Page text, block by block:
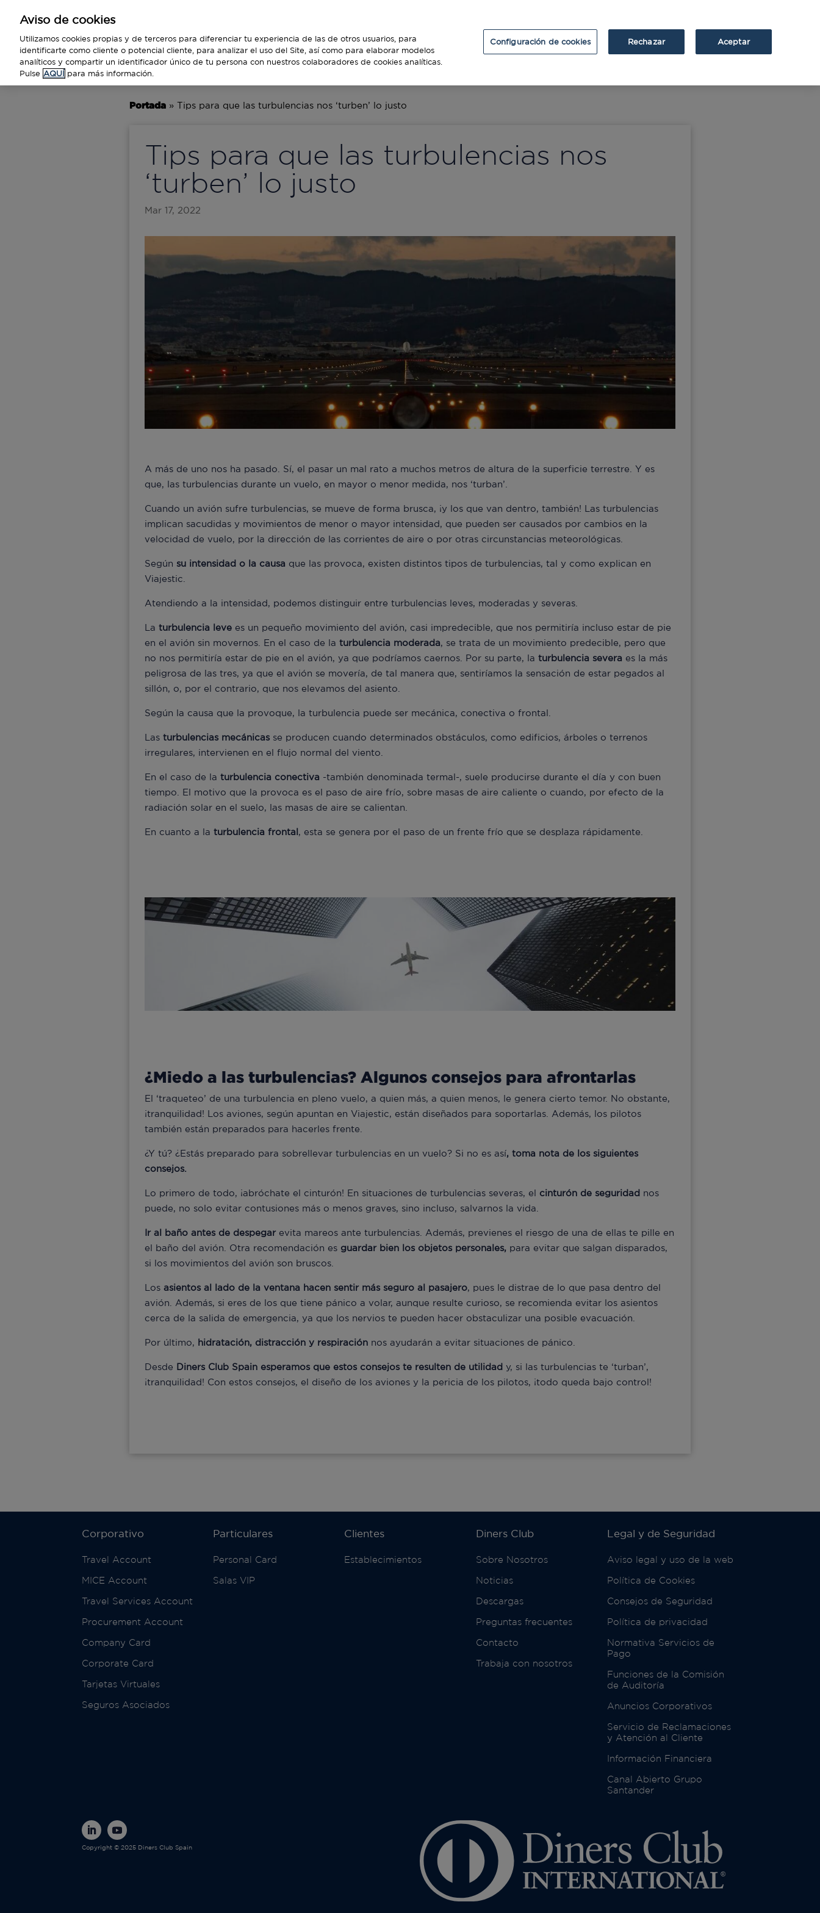
BUSINESS TECNOLOGÍA VIAJES
Portada » Tips para que las turbulencias nos ‘turben’ lo justo
Tips para que las turbulencias nos
‘turben’ lo justo
Mar 17, 2022
A más de uno nos ha pasado. Sí, el pasar un mal rato a muchos metros de altura de la superficie terrestre. Y es
que, las turbulencias durante un vuelo, en mayor o menor medida, nos ‘turban’.
Cuando un avión sufre turbulencias, se mueve de forma brusca, ¡y los que van dentro, también! Las turbulencias
implican sacudidas y movimientos de menor o mayor intensidad, que pueden ser causados por cambios en la
velocidad de vuelo, por la dirección de las corrientes de aire o por otras circunstancias meteorológicas.
Según su intensidad o la causa que las provoca, existen distintos tipos de turbulencias, tal y como explican en
Viajestic.
Atendiendo a la intensidad, podemos distinguir entre turbulencias leves, moderadas y severas.
La turbulencia leve es un pequeño movimiento del avión, casi impredecible, que nos permitiría incluso estar de pie
en el avión sin movernos. En el caso de la turbulencia moderada, se trata de un movimiento predecible, pero que
no nos permitiría estar de pie en el avión, ya que podríamos caernos. Por su parte, la turbulencia severa es la más
peligrosa de las tres, ya que el avión se movería, de tal manera que, sentiríamos la sensación de estar pegados al
sillón, o, por el contrario, que nos elevamos del asiento.
Según la causa que la provoque, la turbulencia puede ser mecánica, conectiva o frontal.
Las turbulencias mecánicas se producen cuando determinados obstáculos, como edificios, árboles o terrenos
irregulares, intervienen en el flujo normal del viento.
En el caso de la turbulencia conectiva -también denominada termal-, suele producirse durante el día y con buen
tiempo. El motivo que la provoca es el paso de aire frío, sobre masas de aire caliente o cuando, por efecto de la
radiación solar en el suelo, las masas de aire se calientan.
En cuanto a la turbulencia frontal, esta se genera por el paso de un frente frío que se desplaza rápidamente.
¿Miedo a las turbulencias? Algunos consejos para afrontarlas
El ‘traqueteo’ de una turbulencia en pleno vuelo, a quien más, a quien menos, le genera cierto temor. No obstante,
¡tranquilidad! Los aviones, según apuntan en Viajestic, están diseñados para soportarlas. Además, los pilotos
también están preparados para hacerles frente.
¿Y tú? ¿Estás preparado para sobrellevar turbulencias en un vuelo? Si no es así, toma nota de los siguientes
consejos.
Lo primero de todo, ¡abróchate el cinturón! En situaciones de turbulencias severas, el cinturón de seguridad nos
puede, no solo evitar contusiones más o menos graves, sino incluso, salvarnos la vida.
Ir al baño antes de despegarevita mareos ante turbulencias. Además, previenes el riesgo de una de ellas te pille en
el baño del avión. Otra recomendación es guardar bien los objetos personales, para evitar que salgan disparados,
si los movimientos del avión son bruscos.
Los asientos al lado de la ventana hacen sentir más seguro al pasajero, pues le distrae de lo que pasa dentro del
avión. Además, si eres de los que tiene pánico a volar, aunque resulte curioso, se recomienda evitar los asientos
cerca de la salida de emergencia, ya que los nervios te pueden hacer obstaculizar una posible evacuación.
Por último, hidratación, distracción y respiración nos ayudarán a evitar situaciones de pánico.
Desde Diners Club Spain esperamos que estos consejos te resulten de utilidad y, si las turbulencias te ‘turban’,
¡tranquilidad! Con estos consejos, el diseño de los aviones y la pericia de los pilotos, ¡todo queda bajo control!
Corporativo
Travel Account
MICE Account
Travel Services Account
Procurement Account
Company Card
Corporate Card
Tarjetas Virtuales
Seguros Asociados
Particulares
Personal Card
Salas VIP
Clientes
Establecimientos
Diners Club
Sobre Nosotros
Noticias
Descargas
Preguntas frecuentes
Contacto
Trabaja con nosotros
Legal y de Seguridad
Aviso legal y uso de la web
Política de Cookies
Consejos de Seguridad
Política de privacidad
Normativa Servicios de
Pago
Funciones de la Comisión
de Auditoría
Anuncios Corporativos
Servicio de Reclamaciones
y Atención al Cliente
Información Financiera
Canal Abierto Grupo
Santander
Copyright © 2025 Diners Club Spain
Aviso de cookies
Utilizamos cookies propias y de terceros para diferenciar tu experiencia de las de otros usuarios, para
identificarte como cliente o potencial cliente, para analizar el uso del Site, así como para elaborar modelos
analíticos y compartir un identificador único de tu persona con nuestros colaboradores de cookies analíticas.
Pulse AQUÍ para más información.
Configuración de cookies Rechazar Aceptar